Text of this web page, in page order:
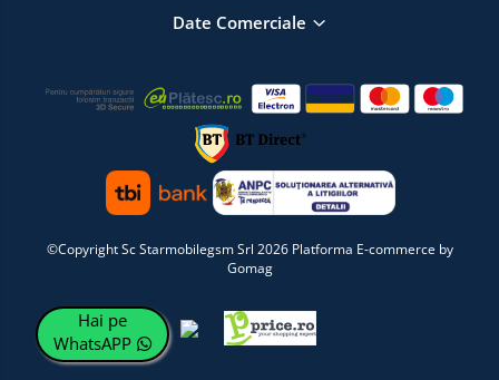
Date Comerciale
©Copyright Sc Starmobilegsm Srl 2026 Platforma E-commerce by
Gomag
Hai pe
WhatsAPP